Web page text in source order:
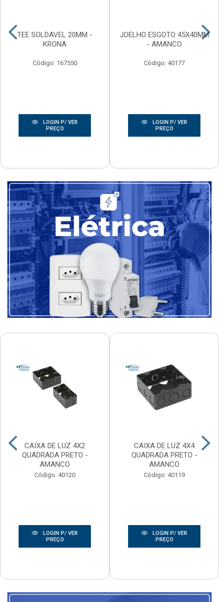
TEE SOLDAVEL 20MM -
KRONA
Código: 167550
LOGIN P/ VER
PREÇO
JOELHO ESGOTO 45X40MM
- AMANCO
Código: 40177
LOGIN P/ VER
PREÇO
CAIXA DE LUZ 4X2
QUADRADA PRETO -
AMANCO
Código: 40120
LOGIN P/ VER
PREÇO
CAIXA DE LUZ 4X4
QUADRADA PRETO -
AMANCO
Código: 40119
LOGIN P/ VER
PREÇO